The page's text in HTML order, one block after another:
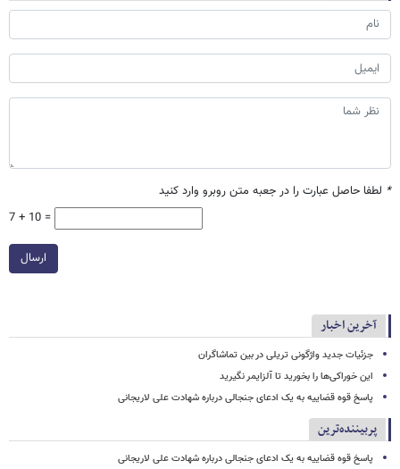
* لطفا حاصل عبارت را در جعبه متن روبرو وارد کنید
7 + 10 =
ارسال
آخرین اخبار
جزئیات جدید واژگونی تریلی در بین تماشاگران
این خوراکی‌ها را بخورید تا آلزایمر نگیرید
پاسخ قوه قضاییه به یک ادعای جنجالی درباره شهادت علی لاریجانی
پربیننده‌ترین
پاسخ قوه قضاییه به یک ادعای جنجالی درباره شهادت علی لاریجانی